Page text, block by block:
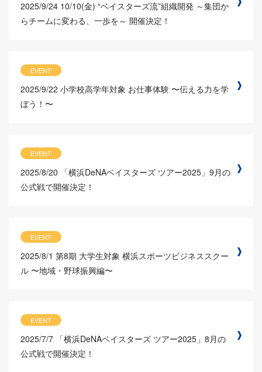
2025/9/24 10/10(金) “ベイスターズ流”組織開発 ～集団か
らチームに変わる、一歩を～ 開催決定！
EVENT
2025/9/22 小学校高学年対象 お仕事体験 〜伝える力を学
ぼう！〜
EVENT
2025/8/20
「横浜DeNAベイスターズ ツアー2025」9月の
公式戦で開催決定！
EVENT
2025/8/1 第8期 大学生対象 横浜スポーツビジネススクー
ル 〜地域・野球振興編〜
EVENT
2025/7/7 「横浜DeNAベイスターズ ツアー2025」8月の
公式戦で開催決定！